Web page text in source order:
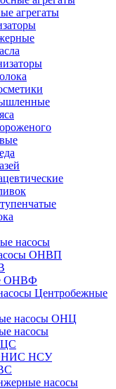
агрегаты
насосы
ОНВП
ОНВФ
Центробежные
насосы ОНЦ
насосы
НСУ
насосы